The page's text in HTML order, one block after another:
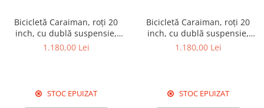
Bicicletă Caraiman, roți 20
inch, cu dublă suspensie,
frâne pe disc, albastră
1.180,00 Lei
STOC EPUIZAT
Bicicletă Caraiman, roți 20
inch, cu dublă suspensie,
frâne pe disc, aurie
1.180,00 Lei
STOC EPUIZAT